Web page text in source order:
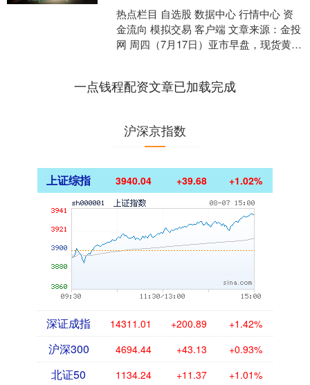
热点栏目 自选股 数据中心 行情中心 资
金流向 模拟交易 客户端 文章来源：金投
网 周四（7月17日）亚市早盘，现货黄金
一点钱程配资文章已加载完成
沪深京指数
上证综指 3940.04 +39.68 +1.02%
深证成指 14311.01 +200.89 +1.42%
沪深300 4694.44 +43.13 +0.93%
北证50 1134.24 +11.37 +1.01%